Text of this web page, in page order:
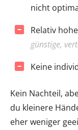
nicht
Relativ
günstige,
Keine
Kein Nachteil,
du kleinere
eher weniger